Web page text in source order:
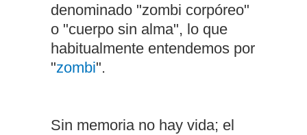
denominado "zombi corpóreo"
o "cuerpo sin alma", lo que
habitualmente entendemos por
"zombi".
Sin memoria no hay vida; el